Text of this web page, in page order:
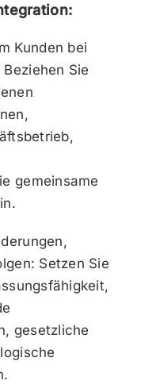
Kunden bei
Sie
gemeinsame
Setzen Sie
gesetzliche